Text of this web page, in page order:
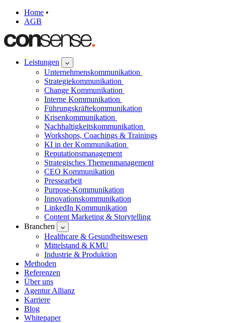
Home •
AGB
Leistungen
Unternehmenskommunikation
Strategiekommunikation
Change Kommunikation
Interne Kommunikation
Führungskräftekommunikation
Krisenkommunikation
Nachhaltigkeitskommunikation
Workshops, Coachings & Trainings
KI in der Kommunikation
Reputationsmanagement
Strategisches Themenmanagement
CEO Kommunikation
Pressearbeit
Purpose-Kommunikation
Innovationskommunikation
LinkedIn Kommunikation
Content Marketing & Storytelling
Branchen
Healthcare & Gesundheitswesen
Mittelstand & KMU
Industrie & Produktion
Methoden
Referenzen
Über uns
Agentur Allianz
Karriere
Blog
Whitepaper